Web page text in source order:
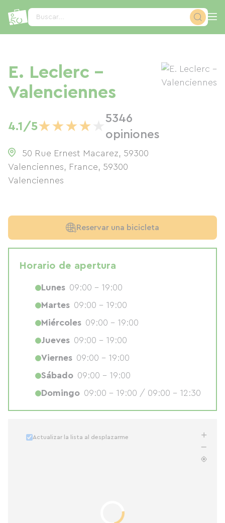
Buscar...
E. Leclerc -
Valenciennes
4.1/5★★★★
5346
opiniones
50 Rue Ernest Macarez, 59300
Valenciennes, France, 59300
Valenciennes
Actualizar la lista al desplazarme
Reservar una bicicleta
Horario de apertura
Lunes 09:00 - 19:00
Martes 09:00 - 19:00
Miércoles 09:00 - 19:00
Jueves 09:00 - 19:00
Viernes 09:00 - 19:00
Sábado 09:00 - 19:00
Domingo 09:00 - 19:00 / 09:00 - 12:30
Panel de gestión de cookies